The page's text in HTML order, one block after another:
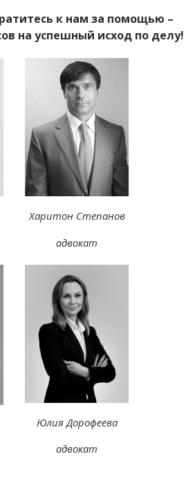
к нам за помощью –
на успешный исход по делу!
Харитон Степанов
адвокат
Юлия Дорофеева
адвокат